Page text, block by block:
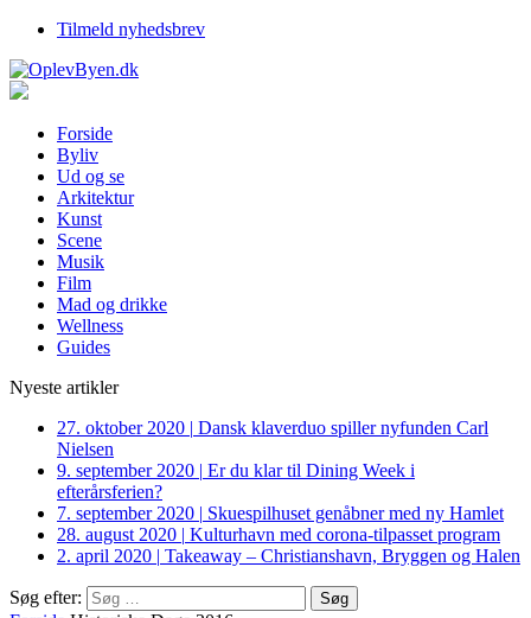
Tilmeld nyhedsbrev
Forside
Byliv
Ud og se
Arkitektur
Kunst
Scene
Musik
Film
Mad og drikke
Wellness
Guides
Nyeste artikler
27. oktober 2020 | Dansk klaverduo spiller nyfunden Carl
Nielsen
9. september 2020 | Er du klar til Dining Week i
efterårsferien?
7. september 2020 | Skuespilhuset genåbner med ny Hamlet
28. august 2020 | Kulturhavn med corona-tilpasset program
2. april 2020 | Takeaway – Christianshavn, Bryggen og Halen
Søg efter: